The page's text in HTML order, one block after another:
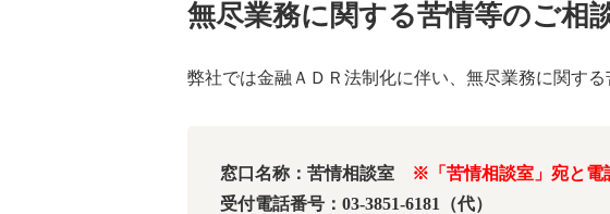
無尽業務に関する苦情等のご相
弊社では金融ＡＤＲ法制化に伴い、無尽業務に関す
窓口名称：苦情相談室
※「苦情相談室」宛と電
受付電話番号：03-3851-6181（代）